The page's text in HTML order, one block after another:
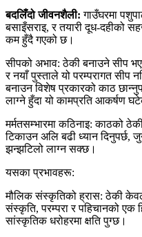
बदलिँदो जीवनशैली: गाउँघरमा
बसाइँसराइ, र तयारी दूध-दहीको
कम हुँदै गएको छ।
सीपको अभाव: ठेकी बनाउने सीप
र नयाँ पुस्ताले यो परम्परागत सीप
बनाउन विशेष प्रकारको काठ
लाग्ने हुँदा यो कामप्रति आकर्षण
मर्मतसम्भारमा कठिनाइ: काठको
टिकाउन अलि बढी ध्यान दिनुपर्छ,
झन्झटिलो लाग्न सक्छ।
यसका प्रभावहरू:
मौलिक संस्कृतिको ह्रास: ठेकी केवल
संस्कृति, परम्परा र पहिचानको एक
सांस्कृतिक धरोहरमा क्षति पुग्छ।